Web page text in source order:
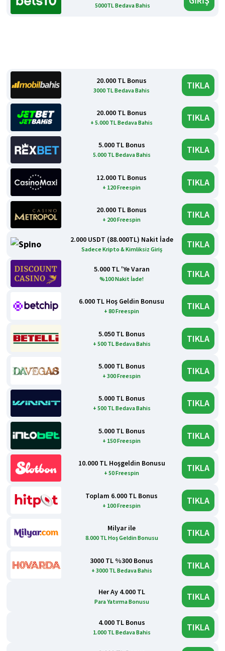
5000TL Bedava Bahis
20.000 TL Bonus
3000 TL Bedava Bahis TIKLA
20.000 TL Bonus
+ 5.000 TL Bedava Bahis TIKLA
5.000 TL Bonus
5.000 TL Bedava Bahis TIKLA
12.000 TL Bonus
+ 120 Freespin TIKLA
20.000 TL Bonus
+ 200 Freespin TIKLA
2.000 USDT (88.000TL) Nakit İade
Sadece Kripto & Kimliksiz Giriş TIKLA
5.000 TL 'Ye Varan
%100 Nakit İade! TIKLA
6.000 TL Hoş Geldin Bonusu
+ 80 Freespin TIKLA
5.050 TL Bonus
+ 500 TL Bedava Bahis TIKLA
5.000 TL Bonus
+ 300 Freespin TIKLA
5.000 TL Bonus
+ 500 TL Bedava Bahis TIKLA
5.000 TL Bonus
+ 150 Freespin TIKLA
10.000 TL Hoşgeldin Bonusu
+ 50 Freespin TIKLA
Toplam 6.000 TL Bonus
+ 100 Freespin TIKLA
Milyar ile
8.000 TL Hoş Geldin Bonusu TIKLA
3000 TL %300 Bonus
+ 3000 TL Bedava Bahis TIKLA
Her Ay 4.000 TL
Para Yatırma Bonusu TIKLA
4.000 TL Bonus
1.000 TL Bedava Bahis TIKLA